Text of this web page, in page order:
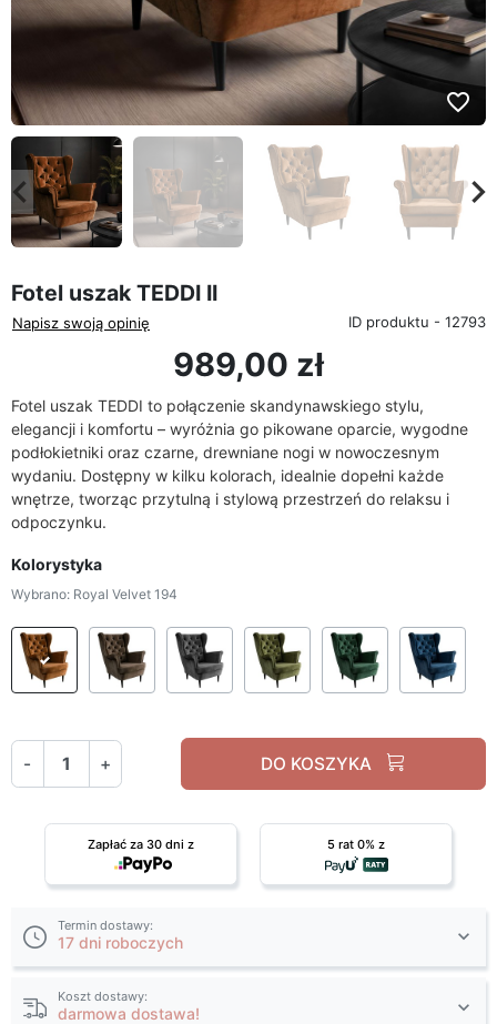
favorite_border
Poprzedni
Fotel uszak TEDDI II
Napisz swoją opinię ID produktu - 12793
989,00 zł
Fotel uszak TEDDI to połączenie skandynawskiego stylu,
elegancji i komfortu – wyróżnia go pikowane oparcie, wygodne
podłokietniki oraz czarne, drewniane nogi w nowoczesnym
wydaniu. Dostępny w kilku kolorach, idealnie dopełni każde
wnętrze, tworząc przytulną i stylową przestrzeń do relaksu i
odpoczynku.
Kolorystyka
Wybrano: Royal Velvet 194
Royal Velvet 194Royal Velvet 196Royal Velvet 214Royal Velvet 215Royal Velvet
- + DO KOSZYKA
Zapłać za 30 dni z 5 rat 0% z
Termin dostawy:
17 dni roboczych
Koszt dostawy:
darmowa dostawa!